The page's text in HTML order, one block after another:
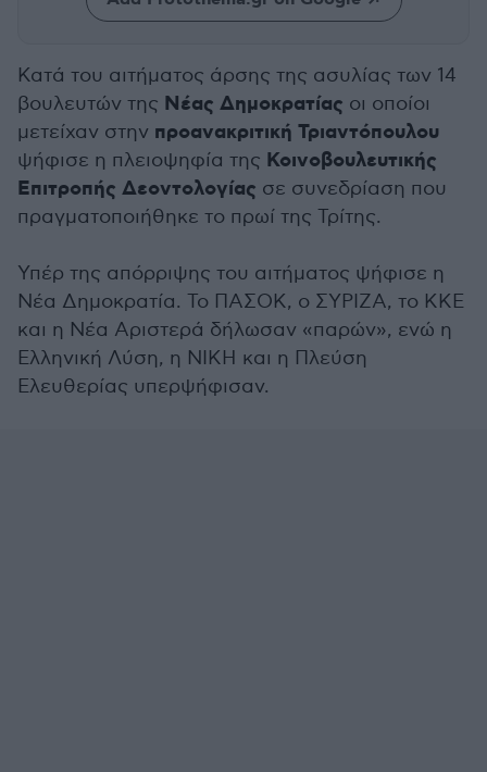
Κατά του αιτήματος άρσης της ασυλίας των 14
βουλευτών της Νέας Δημοκρατίας οι οποίοι
μετείχαν στην προανακριτική Τριαντόπουλου
ψήφισε η πλειοψηφία της Κοινοβουλευτικής
Επιτροπής Δεοντολογίας σε συνεδρίαση που
πραγματοποιήθηκε το πρωί της Τρίτης.
Υπέρ της απόρριψης του αιτήματος ψήφισε η
Νέα Δημοκρατία. Το ΠΑΣΟΚ, ο ΣΥΡΙΖΑ, το ΚΚΕ
και η Νέα Αριστερά δήλωσαν «παρών», ενώ η
Ελληνική Λύση, η ΝΙΚΗ και η Πλεύση
Ελευθερίας υπερψήφισαν.